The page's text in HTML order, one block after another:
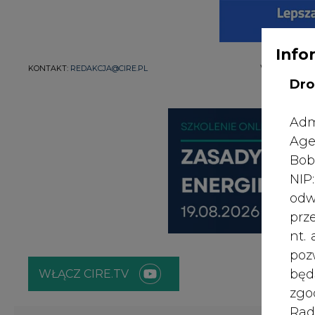
WYDAWCA
ZIELONA
nt.